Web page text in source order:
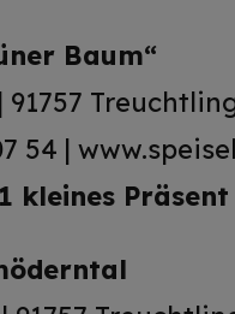
Baum“
54 |
1 kleines Präsent